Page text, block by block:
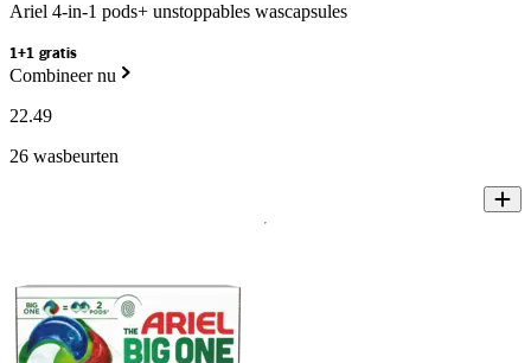
Ariel 4-in-1 pods+ unstoppables wascapsules
1+1 gratis
Combineer nu
22.49
26 wasbeurten